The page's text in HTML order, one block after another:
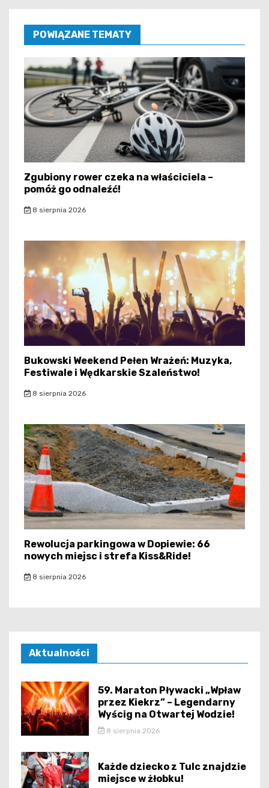
POWIĄZANE TEMATY
Zgubiony rower czeka na właściciela –
pomóż go odnaleźć!
8 sierpnia 2026
Bukowski Weekend Pełen Wrażeń: Muzyka,
Festiwale i Wędkarskie Szaleństwo!
8 sierpnia 2026
Rewolucja parkingowa w Dopiewie: 66
nowych miejsc i strefa Kiss&Ride!
8 sierpnia 2026
Aktualności
59. Maraton Pływacki „Wpław
przez Kiekrz” – Legendarny
Wyścig na Otwartej Wodzie!
8 sierpnia 2026
Każde dziecko z Tulc znajdzie
miejsce w żłobku!